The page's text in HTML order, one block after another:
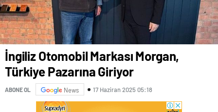
İngiliz Otomobil Markası Morgan,
Türkiye Pazarına Giriyor
ABONE OL News 17 Haziran 2025 05:18